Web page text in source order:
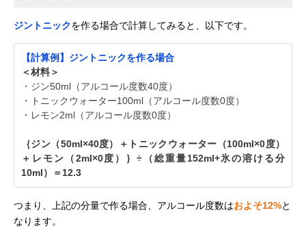
ジントニックを作る場合で計算してみると、以下です。
【計算例】ジントニックを作る場合
＜材料＞
・ジン50ml（アルコール度数40度）
・トニックウォーター100ml（アルコール度数0度）
・レモン2ml（アルコール度数0度）
｛ジン（50ml×40度）＋トニックウォーター（100ml×0度）
＋レモン（2ml×0度）｝÷（総重量152ml+氷の溶ける分
10ml）＝12.3
つまり、上記の分量で作る場合、アルコール度数はおよそ12%と
なります。